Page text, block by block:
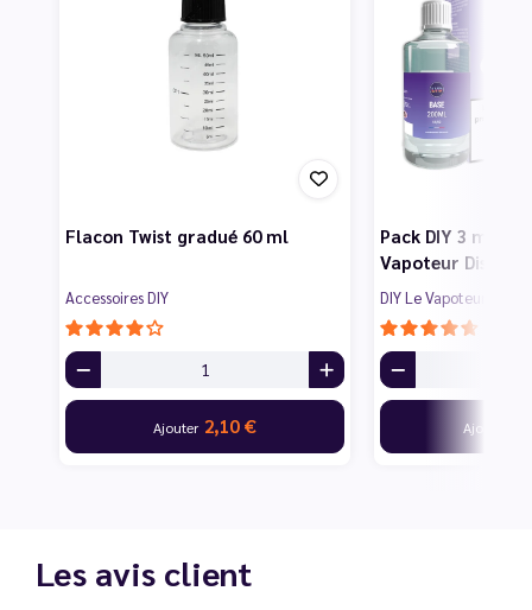
Flacon Twist gradué 60 ml
Accessoires DIY
Ajouter 2,10 €
Pack DIY 3 mg
Vapoteur
DIY Le Vapoteur
Ajouter
Les avis client